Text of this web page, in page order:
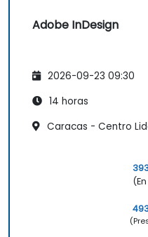
Adobe InDesign
2026-09-23 09:30
14 horas
Caracas - Centro